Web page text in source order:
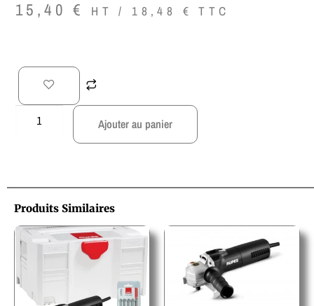
15,40€ HT / 18,48 € TTC
Ajouter au panier
Produits Similaires